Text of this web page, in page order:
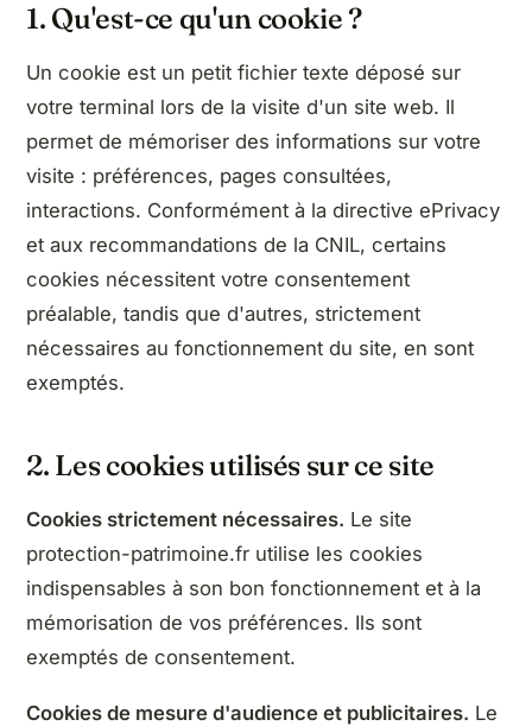
1. Qu'est-ce qu'un cookie ?
Un cookie est un petit fichier texte déposé sur
votre terminal lors de la visite d'un site web. Il
permet de mémoriser des informations sur votre
visite : préférences, pages consultées,
interactions. Conformément à la directive ePrivacy
et aux recommandations de la CNIL, certains
cookies nécessitent votre consentement
préalable, tandis que d'autres, strictement
nécessaires au fonctionnement du site, en sont
exemptés.
2. Les cookies utilisés sur ce site
Cookies strictement nécessaires. Le site
protection-patrimoine.fr utilise les cookies
indispensables à son bon fonctionnement et à la
mémorisation de vos préférences. Ils sont
exemptés de consentement.
Cookies de mesure d'audience et publicitaires. Le